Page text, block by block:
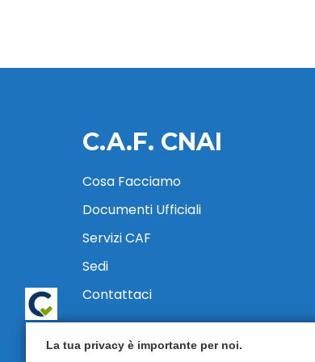
C.A.F. CNAI
Cosa Facciamo
Documenti Ufficiali
Servizi CAF
Sedi
Contattaci
La tua privacy è importante per noi.